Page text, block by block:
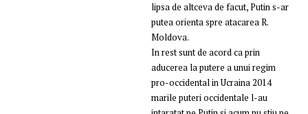
lipsa de altceva de facut, Putin s-ar
putea orienta spre atacarea R.
Moldova.
In rest sunt de acord ca prin
aducerea la putere a unui regim
pro-occidental in Ucraina 2014
marile puteri occidentale l-au